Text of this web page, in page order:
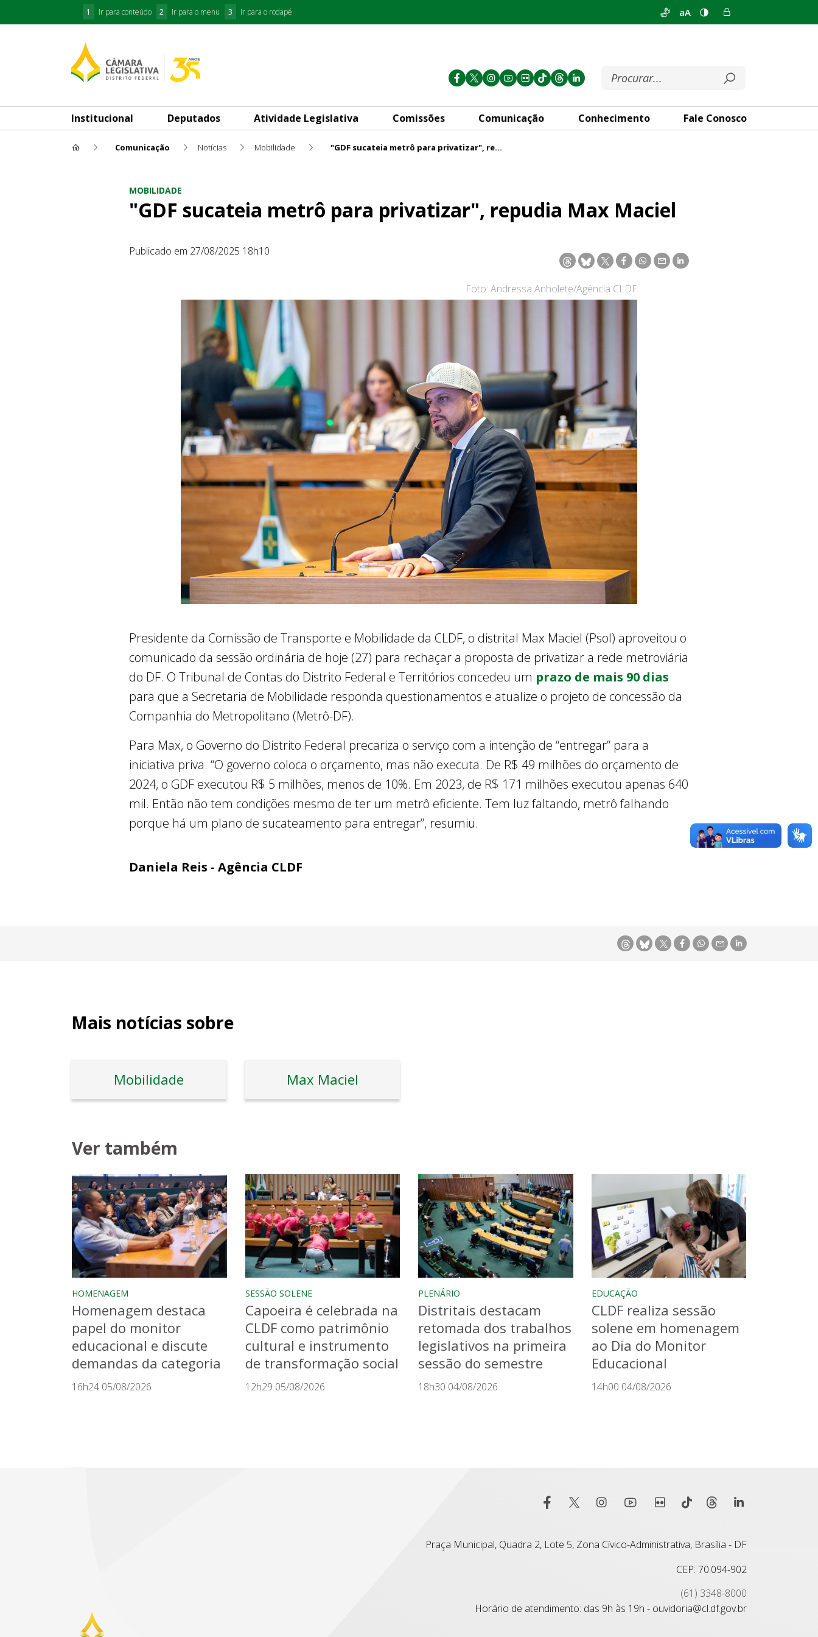
1 Ir para conteúdo 2 Ir para o menu 3 Ir para o rodapé aA
Institucional Deputados Atividade Legislativa Comissões Comunicação Conhecimento Fale Conosco
Comunicação Notícias Mobilidade "GDF sucateia metrô para privatizar", repudia Max Maciel
MOBILIDADE
"GDF sucateia metrô para privatizar", repudia Max Maciel
Publicado em 27/08/2025 18h10
Foto: Andressa Anholete/Agência CLDF
Presidente da Comissão de Transporte e Mobilidade da CLDF, o distrital Max Maciel (Psol) aproveitou o
comunicado da sessão ordinária de hoje (27) para rechaçar a proposta de privatizar a rede metroviária
do DF. O Tribunal de Contas do Distrito Federal e Territórios concedeu um prazo de mais 90 dias
para que a Secretaria de Mobilidade responda questionamentos e atualize o projeto de concessão da
Companhia do Metropolitano (Metrô-DF).
Para Max, o Governo do Distrito Federal precariza o serviço com a intenção de “entregar” para a
iniciativa priva. “O governo coloca o orçamento, mas não executa. De R$ 49 milhões do orçamento de
2024, o GDF executou R$ 5 milhões, menos de 10%. Em 2023, de R$ 171 milhões executou apenas 640
mil. Então não tem condições mesmo de ter um metrô eficiente. Tem luz faltando, metrô falhando
porque há um plano de sucateamento para entregar”, resumiu.
Daniela Reis - Agência CLDF
Mais notícias sobre
Mobilidade Max Maciel
Ver também
HOMENAGEM
Homenagem destaca
papel do monitor
educacional e discute
demandas da categoria
16h24 05/08/2026
SESSÃO SOLENE
Capoeira é celebrada na
CLDF como patrimônio
cultural e instrumento
de transformação social
12h29 05/08/2026
PLENÁRIO
Distritais destacam
retomada dos trabalhos
legislativos na primeira
sessão do semestre
18h30 04/08/2026
EDUCAÇÃO
CLDF realiza sessão
solene em homenagem
ao Dia do Monitor
Educacional
14h00 04/08/2026
Praça Municipal, Quadra 2, Lote 5, Zona Cívico-Administrativa, Brasília - DF
CEP: 70.094-902
(61) 3348-8000
Horário de atendimento: das 9h às 19h - ouvidoria@cl.df.gov.br